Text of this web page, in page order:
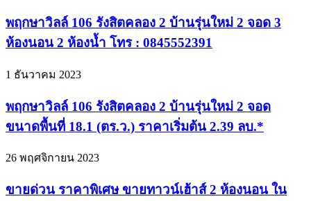
พฤกษาวิลล์ 106 รังสิตคลอง 2 บ้านรุ่นใหม่ 2 จอด 3
ห้องนอน 2 ห้องน้ำ โทร : 0845552391
1 ธันวาคม 2023
พฤกษาวิลล์ 106 รังสิตคลอง 2 บ้านรุ่นใหม่ 2 จอด
ขนาดพื้นที่ 18.1 (ตร.ว.) ราคาเริ่มต้น 2.39 ลบ.*
26 พฤศจิกายน 2023
ขายด่วน ราคาพิเศษ ขายทาวน์เฮ้าส์ 2 ห้องนอน ใน